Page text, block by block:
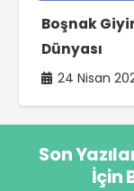
Boşnak
Dünyası
24 Nisan
Son
İçin